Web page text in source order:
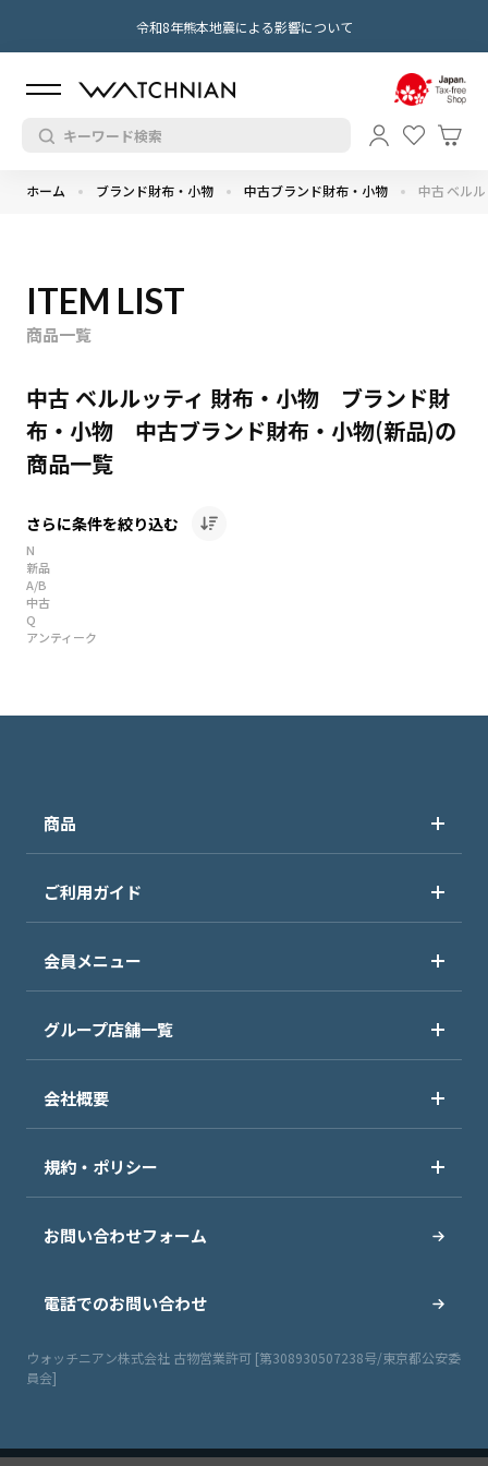
令和8年熊本地震による影響について
ホーム ブランド財布・小物 中古ブランド財布・小物 中古 ベル
ITEM LIST
商品一覧
中古 ベルルッティ 財布・小物 ブランド財
布・小物 中古ブランド財布・小物(新品)の
商品一覧
さらに条件を絞り込む
N
新品
A/B
中古
Q
アンティーク
商品
ご利用ガイド
会員メニュー
グループ店舗一覧
会社概要
規約・ポリシー
お問い合わせフォーム
電話でのお問い合わせ
ウォッチニアン株式会社 古物営業許可 [第308930507238号/東京都公安委
員会]